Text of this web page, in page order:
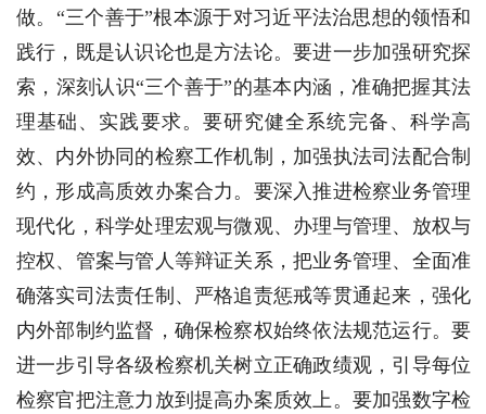
做。“三个善于”根本源于对习近平法治思想的领悟和
践行，既是认识论也是方法论。要进一步加强研究探
索，深刻认识“三个善于”的基本内涵，准确把握其法
理基础、实践要求。要研究健全系统完备、科学高
效、内外协同的检察工作机制，加强执法司法配合制
约，形成高质效办案合力。要深入推进检察业务管理
现代化，科学处理宏观与微观、办理与管理、放权与
控权、管案与管人等辩证关系，把业务管理、全面准
确落实司法责任制、严格追责惩戒等贯通起来，强化
内外部制约监督，确保检察权始终依法规范运行。要
进一步引导各级检察机关树立正确政绩观，引导每位
检察官把注意力放到提高办案质效上。要加强数字检